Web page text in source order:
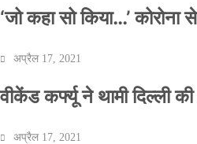
‘जो कहा सो किया…’
अप्रैल 17, 2021
वीकेंड कर्फ्यू ने थामी दिल्ली
अप्रैल 17, 2021